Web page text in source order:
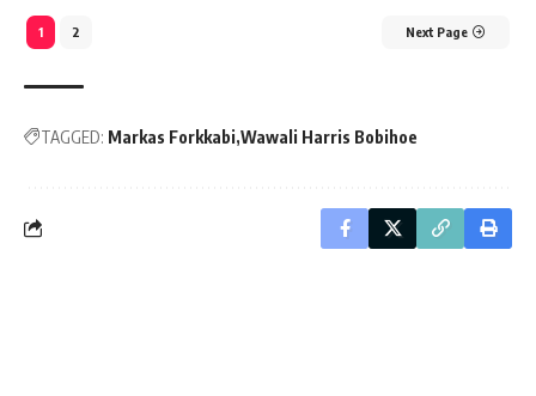
1 2 Next Page
TAGGED: Markas Forkkabi Wawali Harris Bobihoe